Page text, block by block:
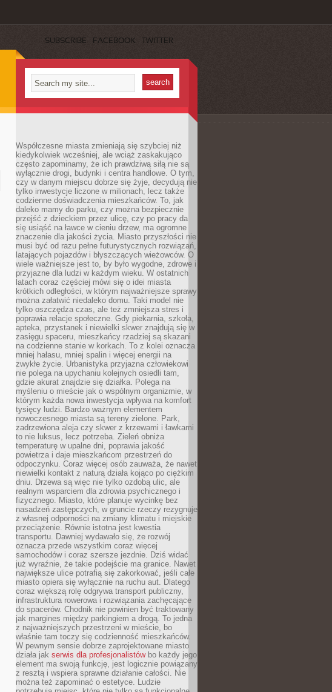
SUBSCRIBE FACEBOOK TWITTER
Współczesne miasta zmieniają się szybciej niż
kiedykolwiek wcześniej, ale wciąż zaskakująco
często zapominamy, że ich prawdziwą siłą nie są
wyłącznie drogi, budynki i centra handlowe. O tym,
czy w danym miejscu dobrze się żyje, decydują nie
tylko inwestycje liczone w milionach, lecz także
codzienne doświadczenia mieszkańców. To, jak
daleko mamy do parku, czy można bezpiecznie
przejść z dzieckiem przez ulicę, czy po pracy da
się usiąść na ławce w cieniu drzew, ma ogromne
znaczenie dla jakości życia. Miasto przyszłości nie
musi być od razu pełne futurystycznych rozwiązań,
latających pojazdów i błyszczących wieżowców. O
wiele ważniejsze jest to, by było wygodne, zdrowe i
przyjazne dla ludzi w każdym wieku. W ostatnich
latach coraz częściej mówi się o idei miasta
krótkich odległości, w którym najważniejsze sprawy
można załatwić niedaleko domu. Taki model nie
tylko oszczędza czas, ale też zmniejsza stres i
poprawia relacje społeczne. Gdy piekarnia, szkoła,
apteka, przystanek i niewielki skwer znajdują się w
zasięgu spaceru, mieszkańcy rzadziej są skazani
na codzienne stanie w korkach. To z kolei oznacza
mniej hałasu, mniej spalin i więcej energii na
zwykłe życie. Urbanistyka przyjazna człowiekowi
nie polega na upychaniu kolejnych osiedli tam,
gdzie akurat znajdzie się działka. Polega na
myśleniu o mieście jak o wspólnym organizmie, w
którym każda nowa inwestycja wpływa na komfort
tysięcy ludzi. Bardzo ważnym elementem
nowoczesnego miasta są tereny zielone. Park,
zadrzewiona aleja czy skwer z krzewami i ławkami
to nie luksus, lecz potrzeba. Zieleń obniża
temperaturę w upalne dni, poprawia jakość
powietrza i daje mieszkańcom przestrzeń do
odpoczynku. Coraz więcej osób zauważa, że nawet
niewielki kontakt z naturą działa kojąco po ciężkim
dniu. Drzewa są więc nie tylko ozdobą ulic, ale
realnym wsparciem dla zdrowia psychicznego i
fizycznego. Miasto, które planuje wycinkę bez
nasadzeń zastępczych, w gruncie rzeczy rezygnuje
z własnej odporności na zmiany klimatu i miejskie
przeciążenie. Równie istotna jest kwestia
transportu. Dawniej wydawało się, że rozwój
oznacza przede wszystkim coraz więcej
samochodów i coraz szersze jezdnie. Dziś widać
już wyraźnie, że takie podejście ma granice. Nawet
największe ulice potrafią się zakorkować, jeśli całe
miasto opiera się wyłącznie na ruchu aut. Dlatego
coraz większą rolę odgrywa transport publiczny,
infrastruktura rowerowa i rozwiązania zachęcające
do spacerów. Chodnik nie powinien być traktowany
jak margines między parkingiem a drogą. To jedna
z najważniejszych przestrzeni w mieście, bo
właśnie tam toczy się codzienność mieszkańców.
W pewnym sensie dobrze zaprojektowane miasto
działa jak serwis dla profesjonalistówbo każdy jego
element ma swoją funkcję, jest logicznie powiązany
z resztą i wspiera sprawne działanie całości. Nie
można też zapominać o estetyce. Ludzie